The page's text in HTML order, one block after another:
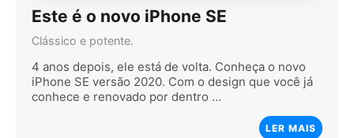
Este é o novo iPhone SE
Clássico e potente.
4 anos depois, ele está de volta. Conheça o novo
iPhone SE versão 2020. Com o design que você já
conhece e renovado por dentro …
LER MAIS